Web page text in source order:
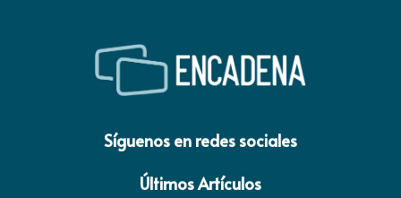
Síguenos en redes sociales
Últimos Artículos